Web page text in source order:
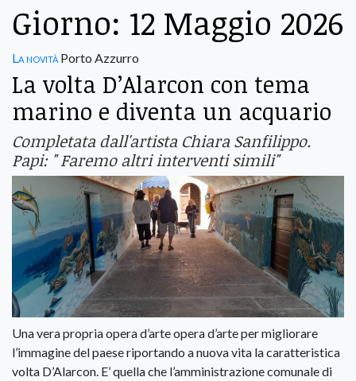
Giorno: 12 Maggio 2026
La novità Porto Azzurro
La volta D’Alarcon con tema
marino e diventa un acquario
Completata dall'artista Chiara Sanfilippo.
Papi: " Faremo altri interventi simili"
Una vera propria opera d’arte opera d’arte per migliorare
l’immagine del paese riportando a nuova vita la caratteristica
volta D’Alarcon. E’ quella che l’amministrazione comunale di